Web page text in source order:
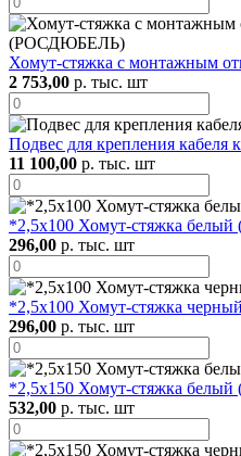
Хомут-стяжка с монтажным
2 753,00 р. тыс. шт
Подвес для крепления
11 100,00 р. тыс. шт
*2,5х100 Хомут-стяжка белый
296,00 р. тыс. шт
*2,5х100 Хомут-стяжка
296,00 р. тыс. шт
*2,5х150 Хомут-стяжка белый
532,00 р. тыс. шт